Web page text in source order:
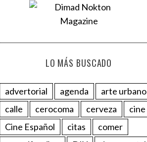
LO MÁS BUSCADO
advertorial agenda
arte urbano
calle
cerocoma cerveza
cine
Cine Español
citas
comer